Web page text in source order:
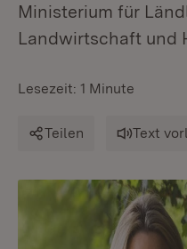
Ministerium für
Landwirtschaft und
Lesezeit: 1 Minute
Teilen Text